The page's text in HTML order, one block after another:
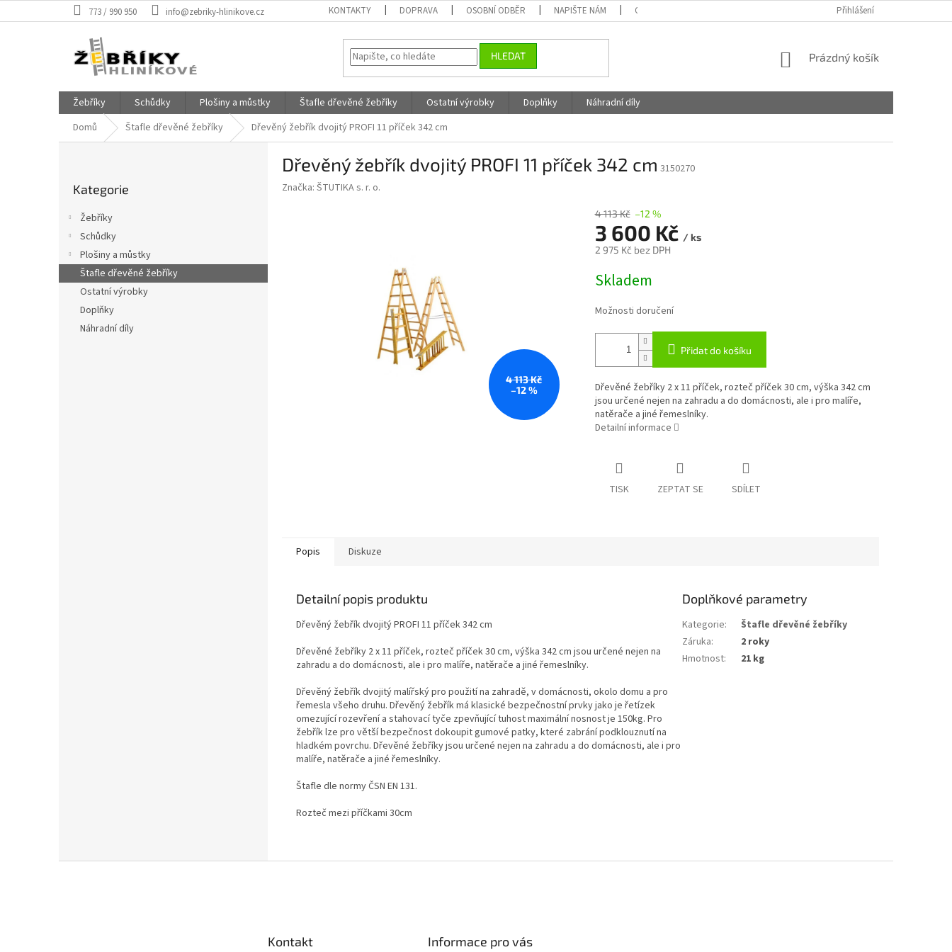
na
773 / 990 950 info@zebriky-hlinikove.cz KONTAKTY DOPRAVA OSOBNÍ ODBĚR NAPIŠTE NÁM OBCHODNÍ PODMÍNKY PODMÍNKY OCHRANY OSOBNÍCH ÚDAJŮ
Přihlášení
HLEDAT
NÁKUPNÍ
Prázdný košík
Žebříky Schůdky Plošiny a můstky Štafle dřevěné žebříky Ostatní výrobky Doplňky
Náhradní díly
Domů
Štafle dřevěné žebříky Dřevěný žebřík dvojitý PROFI 11 příček 342 cm
kategorie
Kategorie
Žebříky
Schůdky
Plošiny a můstky
Štafle dřevěné žebříky
Ostatní výrobky
Doplňky
Náhradní díly
Dřevěný žebřík dvojitý PROFI 11 příček 342 cm 3150270
Značka: ŠTUTIKA s. r. o.
4 113 Kč
–12 %
4 113 Kč –12 %
3 600 Kč / ks
2 975 Kč bez DPH
cena:
Skladem
Možnosti doručení
Přidat do košíku
Dřevěné žebříky 2 x 11 příček, rozteč příček 30 cm, výška 342 cm
jsou určené nejen na zahradu a do domácnosti, ale i pro malíře,
natěrače a jiné řemeslníky.
Detailní informace
TISK ZEPTAT SE SDÍLET
Popis Diskuze
Detailní popis produktu
Dřevěný žebřík dvojitý PROFI 11 příček 342 cm
Dřevěné žebříky 2 x 11 příček, rozteč příček 30 cm, výška 342 cm jsou určené nejen na
zahradu a do domácnosti, ale i pro malíře, natěrače a jiné řemeslníky.
Dřevěný žebřík dvojitý malířský pro použití na zahradě, v domácnosti, okolo domu a pro
řemesla všeho druhu. Dřevěný žebřík má klasické bezpečnostní prvky jako je řetízek
omezující rozevření a stahovací tyče zpevňující tuhost maximální nosnost je 150kg. Pro
žebřík lze pro větší bezpečnost dokoupit gumové patky, které zabrání podklouznutí na
hladkém povrchu. Dřevěné žebříky jsou určené nejen na zahradu a do domácnosti, ale i pro
malíře, natěrače a jiné řemeslníky.
Štafle dle normy ČSN EN 131.
Rozteč mezi příčkami 30cm
Doplňkové parametry
Kategorie:
Štafle dřevěné žebříky
Záruka:
2 roky
Hmotnost: 21 kg
Kontakt Informace pro vás